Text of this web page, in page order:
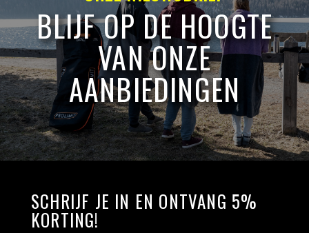
BLIJF OP DE HOOGTE
VAN ONZE
AANBIEDINGEN
SCHRIJF JE IN EN ONTVANG 5%
KORTING!